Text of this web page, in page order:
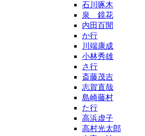
石川啄木
泉 鏡花
内田百閒
か行
川端康成
小林秀雄
さ行
斎藤茂吉
志賀直哉
島崎藤村
た行
高浜虚子
高村光太郎